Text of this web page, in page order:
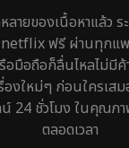
ายของเนื้อหาแล้ว ร
ฟรี ผ่านทุกแพ
อมือถือก็ลื่นไหลไม่มี
งใหม่ๆ ก่อนใครเส
24 ชั่วโมง ในคุณภ
ตลอดเวลา